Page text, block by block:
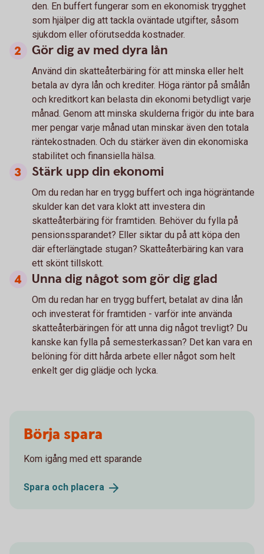
den. En buffert fungerar som en ekonomisk trygghet
som hjälper dig att tackla oväntade utgifter, såsom
sjukdom eller oförutsedda kostnader.
Gör dig av med dyra lån
Använd din skatteåterbäring för att minska eller helt
betala av dyra lån och krediter. Höga räntor på smålån
och kreditkort kan belasta din ekonomi betydligt varje
månad. Genom att minska skulderna frigör du inte bara
mer pengar varje månad utan minskar även den totala
räntekostnaden. Och du stärker även din ekonomiska
stabilitet och finansiella hälsa.
Stärk upp din ekonomi
Om du redan har en trygg buffert och inga högräntande
skulder kan det vara klokt att investera din
skatteåterbäring för framtiden. Behöver du fylla på
pensionssparandet? Eller siktar du på att köpa den
där efterlängtade stugan? Skatteåterbäring kan vara
ett skönt tillskott.
Unna dig något som gör dig glad
Om du redan har en trygg buffert, betalat av dina lån
och investerat för framtiden - varför inte använda
skatteåterbäringen för att unna dig något trevligt? Du
kanske kan fylla på semesterkassan? Det kan vara en
belöning för ditt hårda arbete eller något som helt
enkelt ger dig glädje och lycka.
Börja spara
Kom igång med ett sparande
Spara och placera